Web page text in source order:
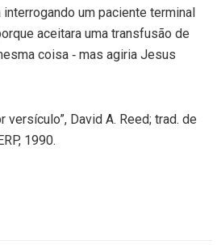
um paciente ter­minal
aceitara uma transfusão de
coisa ‑ mas agiria Jesus
David A. Reed; trad. de
1990.